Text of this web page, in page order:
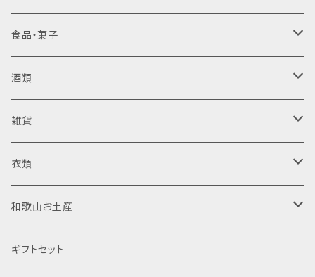
ジャム
食品・菓子
梅干し
日向屋さん
ジャム・はちみつ
日向屋さん
東農園 五代庵
調味料
ドレッシング
加工粉末
菓子
果汁飲料・ジュース
酒類
清酒
純米酒
吟醸酒
リキュール
梅酒
焼酎
米焼酎
スピリッツ
雑貨
木製品
置物
那智黒石
布製品
衣類
半袖Tシャツ
和歌山お土産
食品
ギフトセット